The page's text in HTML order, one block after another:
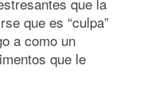
que es “culpa”
a como un
que le